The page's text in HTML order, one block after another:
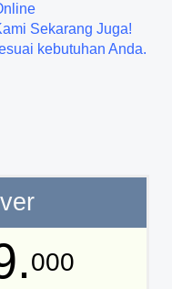
Sekarang Juga!
kebutuhan Anda.
000